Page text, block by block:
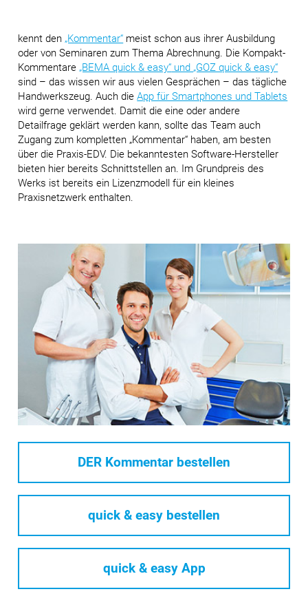
kennt den„Kommentar“ meist schon aus ihrer Ausbildung
oder von Seminaren zum Thema Abrechnung. Die Kompakt-
Kommentare„BEMA quick & easy“ und„GOZ quick & easy“
sind – das wissen wir aus vielen Gesprächen – das tägliche
Handwerkszeug. Auch dieApp für Smartphones und Tablets
wird gerne verwendet. Damit die eine oder andere
Detailfrage geklärt werden kann, sollte das Team auch
Zugang zum kompletten „Kommentar“ haben, am besten
über die Praxis-EDV. Die bekanntesten Software-Hersteller
bieten hier bereits Schnittstellen an. Im Grundpreis des
Werks ist bereits ein Lizenzmodell für ein kleines
Praxisnetzwerk enthalten.
DER Kommentar bestellen
quick & easy bestellen
quick & easy App